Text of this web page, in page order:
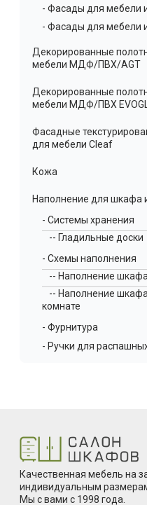
- Фасады для мебели
- Фасады для мебели
Декорированные
мебели МДФ/ПВХ/AGT
Декорированные
мебели МДФ/ПВХ
Фасадные
для мебели Cleaf
Кожа
Наполнение для шкафа
- Системы хранения
-- Гладильные доски
- Схемы наполнения
-- Наполнение
-- Наполнение
комнате
- Фурнитура
- Ручки для
Качественная мебель на
индивидуальным
Мы с вами с 1998 года.